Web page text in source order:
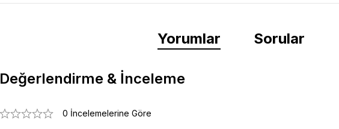
Yorumlar Sorular
Değerlendirme & İnceleme
0 İncelemelerine Göre